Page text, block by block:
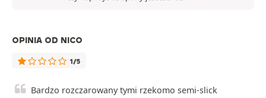
OPINIA OD NICO
1/5
Bardzo rozczarowany tymi rzekomo semi-slick